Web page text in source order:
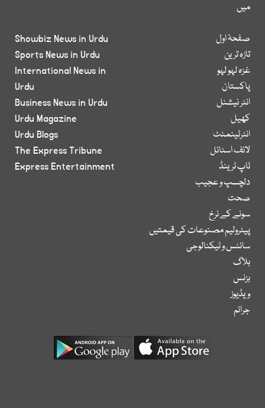
میں
صفحۂ اول
تازہ ترین
غزہ لہو لہو
پاکستان
انٹر نیشنل
کھیل
انٹرٹینمنٹ
لائف اسٹائل
ٹاپ ٹرینڈ
دلچسپ و عجیب
صحت
سونے کے نرخ
پیٹرولیم مصنوعات کی قیمتیں
سائنس و ٹیکنالوجی
بلاگ
بزنس
ویڈیوز
جرائم
Showbiz News in Urdu
Sports News in Urdu
International News in
Urdu
Business News in Urdu
Urdu Magazine
Urdu Blogs
The Express Tribune
Express Entertainment